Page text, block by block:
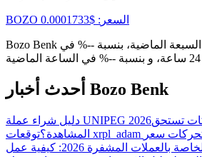
BTC New User Exclusive: 6.5% APR
BTC Flexible Staking | Daily
BOZO السعر : $
0.0001733
Bozo Benk بنسبة --% خلال الأيام السبعة الماضية، بنسبة --% في
أحدث أخبار Bozo Benk
دليل شراء عملة UNIPEG 2026تستحق
المشاهدة؟
شركات التداول الخاصة بالعملات المشفرة 2026: كيفية عمل